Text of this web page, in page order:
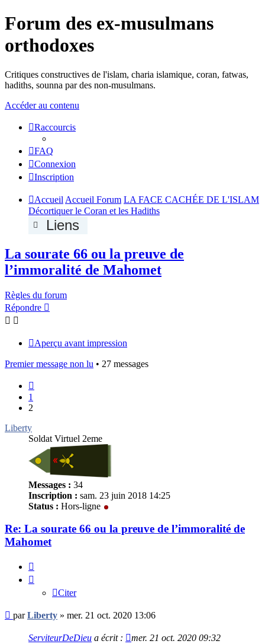
Forum des ex-musulmans
orthodoxes
Critiques constructives de l'islam, charia islamique, coran, fatwas,
hadiths, sounna par des non-musulmans.
Accéder au contenu
Raccourcis
FAQ
Connexion
Inscription
Accueil Accueil Forum LA FACE CACHÉE DE L'ISLAM
Décortiquer le Coran et les Hadiths
Liens
La sourate 66 ou la preuve de
l’immoralité de Mahomet
Règles du forum
Répondre
Aperçu avant impression
Premier message non lu • 27 messages
1
2
Liberty
Soldat Virtuel 2eme
Messages : 34
Inscription : sam. 23 juin 2018 14:25
Status : Hors-ligne
Re: La sourate 66 ou la preuve de l’immoralité de
Mahomet
Citer
Message
non
parLiberty » mer. 21 oct. 2020 13:06
ServiteurDeDieu a écrit : mer. 21 oct. 2020 09:32